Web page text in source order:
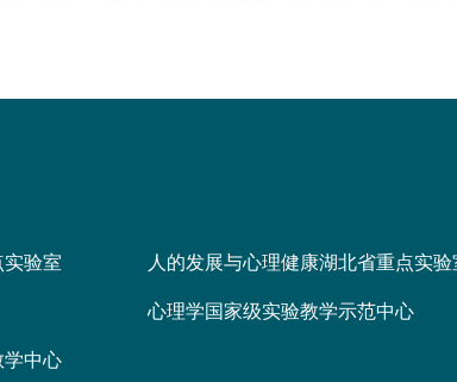
验室 人的发展与心理健康湖北省重点实验
心理学国家级实验教学示范中心
学中心